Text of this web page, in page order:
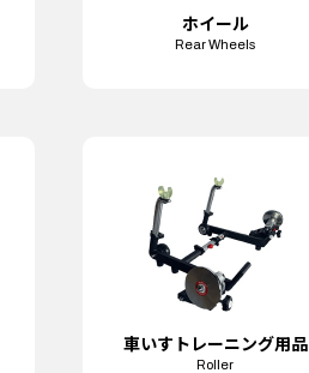
ホイール
Rear Wheels
車いす トレーニング用品
Roller